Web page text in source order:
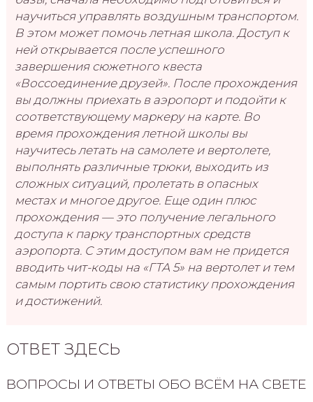
научиться управлять воздушным транспортом.
В этом может помочь летная школа. Доступ к
ней открывается после успешного
завершения сюжетного квеста
«Воссоединение друзей». После прохождения
вы должны приехать в аэропорт и подойти к
соответствующему маркеру на карте. Во
время прохождения летной школы вы
научитесь летать на самолете и вертолете,
выполнять различные трюки, выходить из
сложных ситуаций, пролетать в опасных
местах и многое другое. Еще один плюс
прохождения — это получение легального
доступа к парку транспортных средств
аэропорта. С этим доступом вам не придется
вводить чит-коды на «ГТА 5» на вертолет и тем
самым портить свою статистику прохождения
и достижений.
ОТВЕТ ЗДЕСЬ
ВОПРОСЫ И ОТВЕТЫ ОБО ВСЁМ НА СВЕТЕ